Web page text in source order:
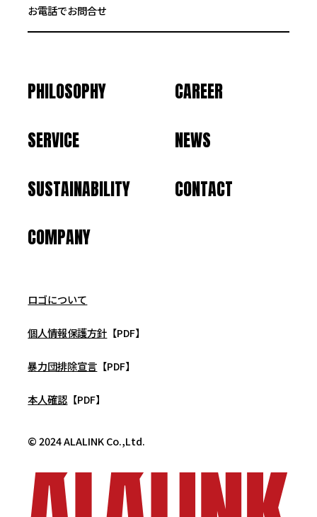
お電話でお問合せ
PHILOSOPHY
SERVICE
SUSTAINABILITY
COMPANY
CAREER
NEWS
CONTACT
ロゴについて
個人情報保護方針 【PDF】
暴力団排除宣言 【PDF】
本人確認 【PDF】
© 2024 ALALINK Co.,Ltd.